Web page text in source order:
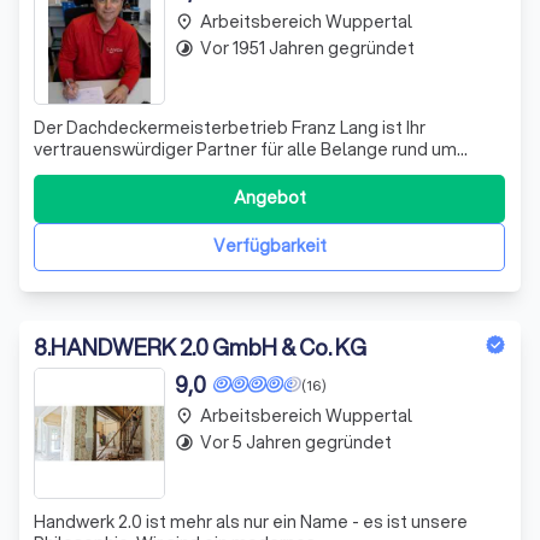
Der Dachdeckermeisterbetrieb Franz Lang ist Ihr
vertrauenswürdiger Partner für alle Belange rund um
Dach-, Wand- und Abdichtungstechnik. Mit unserer
langjährigen Erfahrung und unserem hochqualifizierten
Team aus Meistern und Fachkräften bieten wir Ihnen eine
Vielzahl von Dienstleistungen, um Ihr Geb
Verfügbarkeit
Angebot
place Arbeitsbereich Wuppertal
timelapse Vor 1951 Jahren gegründet
8.HANDWERK 2.0 GmbH & Co. KG
(16)
9,0
Handwerk 2.0 ist mehr als nur ein Name - es ist unsere
place Arbeitsbereich Wuppertal
timelapse Vor 5 Jahren gegründet